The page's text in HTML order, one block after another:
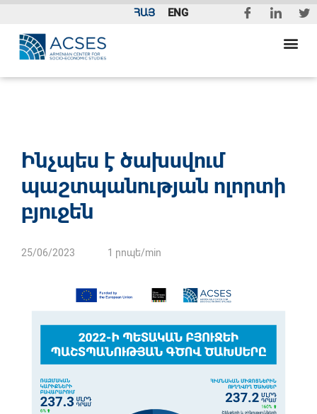
ՀԱՅ ENG
Ինչպես է ծախսվում
պաշտպանության ոլորտի
բյուջեն
25/06/2023